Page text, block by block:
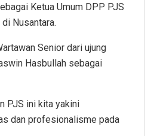
Ketua Umum DPP PJS
Nusantara.
Senior dari ujung
Hasbullah sebagai
PJS ini kita yakini
dan profesionalisme pada